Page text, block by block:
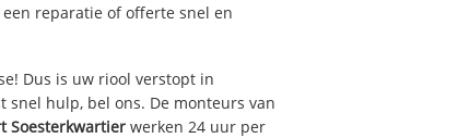
reparatie of offerte snel en
Dus is uw riool verstopt in
snel hulp, bel ons. De monteurs van
Soesterkwartier werken 24 uur per